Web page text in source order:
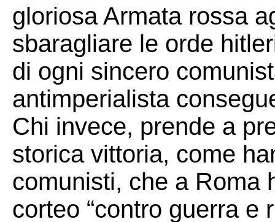
gloriosa Armata rossa
sbaragliare le orde
di ogni sincero
antimperialista
Chi invece, prende a
storica vittoria, come
comunisti, che a Roma
corteo “contro guerra e